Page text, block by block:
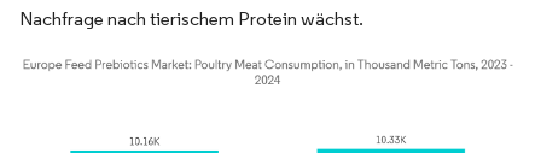
Nachfrage nach tierischem Protein wächst.